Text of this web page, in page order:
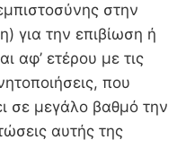
στην
για την επιβίωση ή
αφ’ ετέρου με τις
που
σε μεγάλο βαθμό την
αυτής της